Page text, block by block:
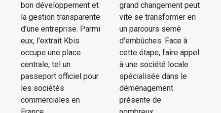
bon développement et
la gestion transparente
d'une entreprise. Parmi
eux, l'extrait Kbis
occupe une place
centrale, tel un
passeport officiel pour
les sociétés
commerciales en
grand changement peut
vite se transformer en
un parcours semé
d'embûches. Face à
cette étape, faire appel
à une société locale
spécialisée dans le
déménagement
présente de